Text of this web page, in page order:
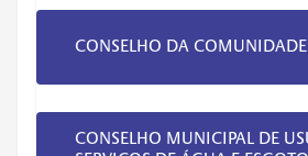
CONSELHO DA COMUNIDADE
CONSELHO MUNICIPAL DE